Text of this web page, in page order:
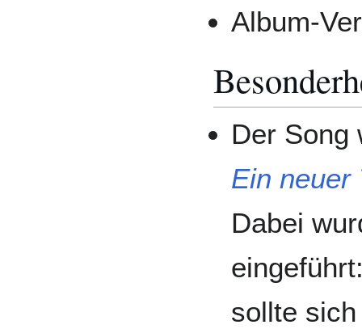
Album-
Der Song
Ein neuer
Dabei
sollte